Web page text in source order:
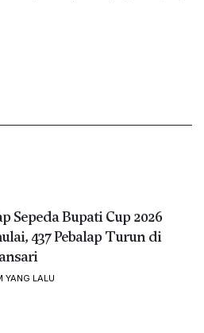
Sepeda Bupati Cup 2026
437 Pebalap Turun di
YANG LALU